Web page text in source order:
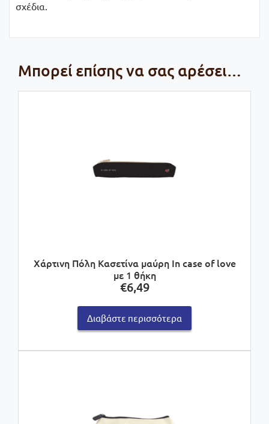
σχέδια.
Μπορεί επίσης να σας αρέσει…
Χάρτινη Πόλη Κασετίνα μαύρη In case of love
με 1 θήκη
€6,49
Διαβάστε περισσότερα